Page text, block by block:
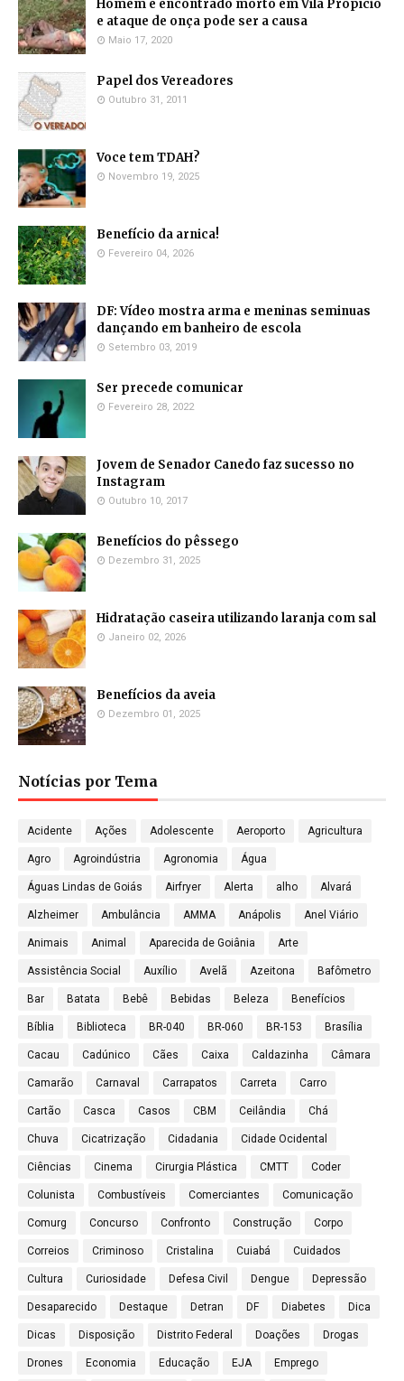
Homem é encontrado morto em Vila Propício
e ataque de onça pode ser a causa
Maio 17, 2020
Papel dos Vereadores
Outubro 31, 2011
Voce tem TDAH?
Novembro 19, 2025
Benefício da arnica!
Fevereiro 04, 2026
DF: Vídeo mostra arma e meninas seminuas
dançando em banheiro de escola
Setembro 03, 2019
Ser precede comunicar
Fevereiro 28, 2022
Jovem de Senador Canedo faz sucesso no
Instagram
Outubro 10, 2017
Benefícios do pêssego
Dezembro 31, 2025
Hidratação caseira utilizando laranja com sal
Janeiro 02, 2026
Benefícios da aveia
Dezembro 01, 2025
Notícias por Tema
Acidente Ações Adolescente Aeroporto Agricultura
Agro Agroindústria Agronomia Água
Águas Lindas de Goiás Airfryer Alerta alho Alvará
Alzheimer Ambulância AMMA Anápolis Anel Viário
Animais Animal Aparecida de Goiânia Arte
Assistência Social Auxílio Avelã Azeitona Bafômetro
Bar Batata Bebê Bebidas Beleza Benefícios
Bíblia Biblioteca BR-040 BR-060 BR-153 Brasília
Cacau Cadúnico Cães Caixa Caldazinha Câmara
Camarão Carnaval Carrapatos Carreta Carro
Cartão Casca Casos CBM Ceilândia Chá
Chuva Cicatrização Cidadania Cidade Ocidental
Ciências Cinema Cirurgia Plástica CMTT Coder
Colunista Combustíveis Comerciantes Comunicação
Comurg Concurso Confronto Construção Corpo
Correios Criminoso Cristalina Cuiabá Cuidados
Cultura Curiosidade Defesa Civil Dengue Depressão
Desaparecido Destaque Detran DF Diabetes Dica
Dicas Disposição Distrito Federal Doações Drogas
Drones Economia Educação EJA Emprego